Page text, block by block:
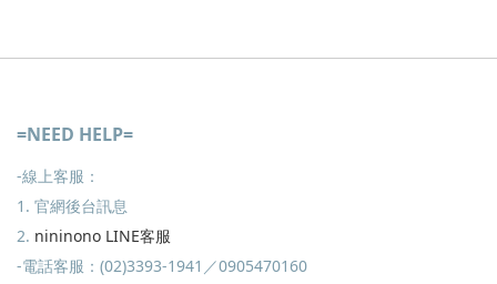
=NEED HELP=
-線上客服：
1. 官網後台訊息
2. nininono LINE客服
-電話客服：(02)3393-1941／0905470160